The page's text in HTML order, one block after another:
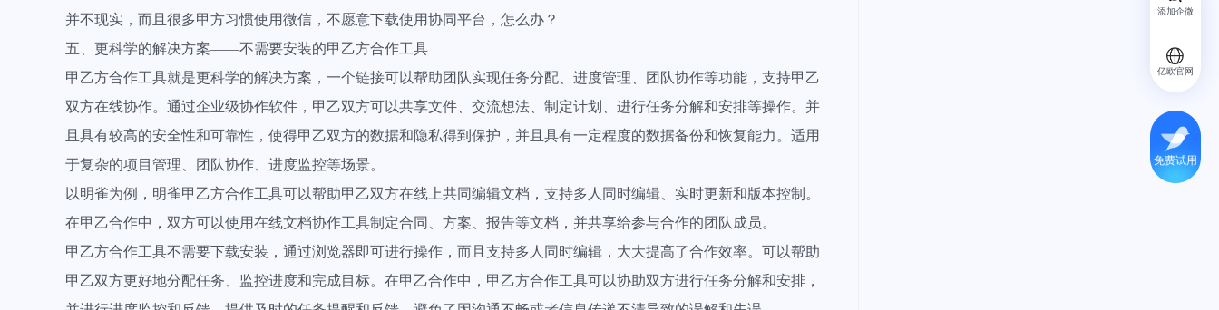
并不现实，而且很多甲方习惯使用微信，不愿意下载使用协同平台，怎么办？
五、更科学的解决方案——不需要安装的甲乙方合作工具
甲乙方合作工具就是更科学的解决方案，一个链接可以帮助团队实现任务分配、进度管理、团队协作等功能，支持甲乙
双方在线协作。通过企业级协作软件，甲乙双方可以共享文件、交流想法、制定计划、进行任务分解和安排等操作。并
且具有较高的安全性和可靠性，使得甲乙双方的数据和隐私得到保护，并且具有一定程度的数据备份和恢复能力。适用
于复杂的项目管理、团队协作、进度监控等场景。
以明雀为例，明雀甲乙方合作工具可以帮助甲乙双方在线上共同编辑文档，支持多人同时编辑、实时更新和版本控制。
在甲乙合作中，双方可以使用在线文档协作工具制定合同、方案、报告等文档，并共享给参与合作的团队成员。
甲乙方合作工具不需要下载安装，通过浏览器即可进行操作，而且支持多人同时编辑，大大提高了合作效率。可以帮助
甲乙双方更好地分配任务、监控进度和完成目标。在甲乙合作中，甲乙方合作工具可以协助双方进行任务分解和安排，
添加企微
亿欧官网
免费试用